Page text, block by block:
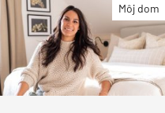
Môj dom